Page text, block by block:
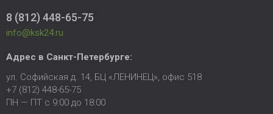
8 (812) 448-65-75
info@ksk24.ru
Адрес в Санкт-Петербурге:
ул. Софийская д. 14, БЦ «ЛЕНИНЕЦ», офис 518
+7 (812) 448-65-75
ПН — ПТ с 9:00 до 18:00